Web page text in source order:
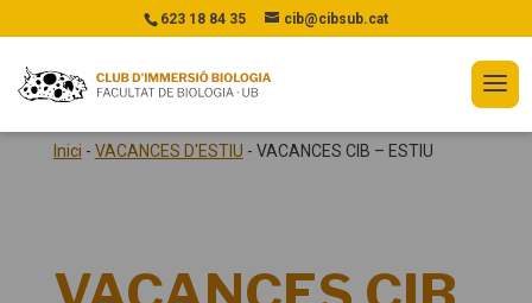
623 18 84 35 cib@cibsub.cat
Inici - VACANCES D'ESTIU - VACANCES CIB – ESTIU